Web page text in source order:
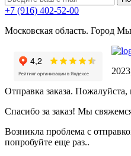
+7 (916) 402-52-00
Московская область. Город
Отправка заказа.
Спасибо за заказ! Мы
Возникла проблема с
попробуйте еще раз..